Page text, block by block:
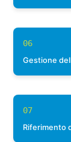
06
Gestione
07
Riferimento